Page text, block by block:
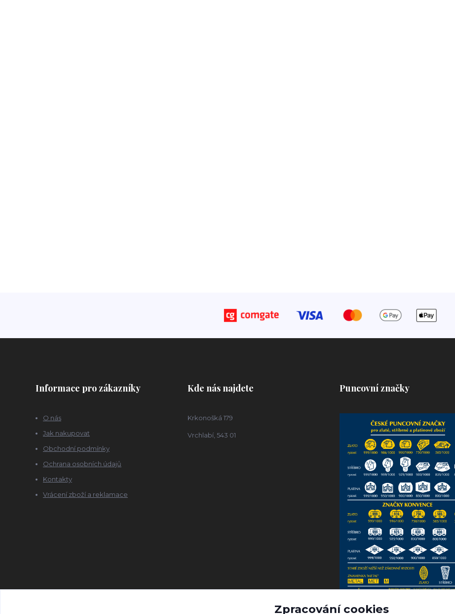
Informace pro zákazníky
O nás
Jak nakupovat
Obchodní podmínky
Ochrana osobních údajů
Kontakty
Vrácení zboží a reklamace
Kde nás najdete
Krkonošká 179
Vrchlabí, 543 01
Puncovní značky
Zpracování cookies